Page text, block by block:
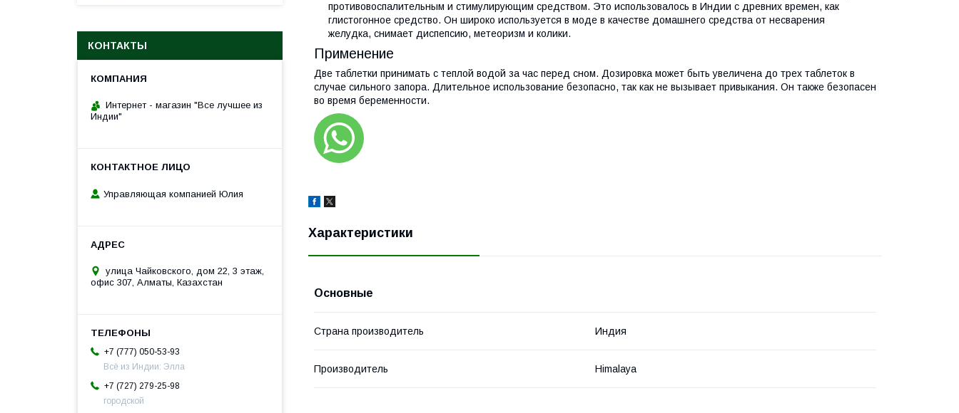
противовоспалительным и стимулирующим средством. Это использовалось в Индии с древних времен, как
глистогонное средство. Он широко используется в моде в качестве домашнего средства от несварения
желудка, снимает диспепсию, метеоризм и колики.
Применение
Две таблетки принимать с теплой водой за час перед сном. Дозировка может быть увеличена до трех таблеток в
случае сильного запора. Длительное использование безопасно, так как не вызывает привыкания. Он также безопасен
во время беременности.
Характеристики
Основные
Страна производитель Индия
Производитель Himalaya
КОНТАКТЫ
Интернет - магазин "Все лучшее из
Индии"
Управляющая компанией Юлия
улица Чайковского, дом 22, 3 этаж,
офис 307, Алматы, Казахстан
+7 (777) 050-53-93
Всё из Индии: Элла
+7 (727) 279-25-98
городской